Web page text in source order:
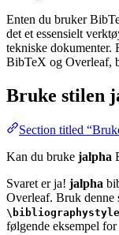
Enten du bruker
det et essensielt
tekniske
BibTeX og Overleaf,
Bruke stilen
Section titled
Kan du bruke jalpha
Svaret er ja! jalpha
Overleaf. Bruk denne
følgende eksempel